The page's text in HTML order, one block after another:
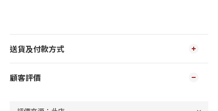
送貨及付款方式
顧客評價